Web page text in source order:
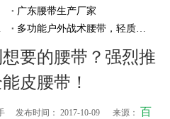
广东腰带生产厂家
？
多功能户外战术腰带，轻质耐磨穿脱超方便
要的腰带？强烈推
皮腰带！
发布时间： 2017-10-09 来源： 百